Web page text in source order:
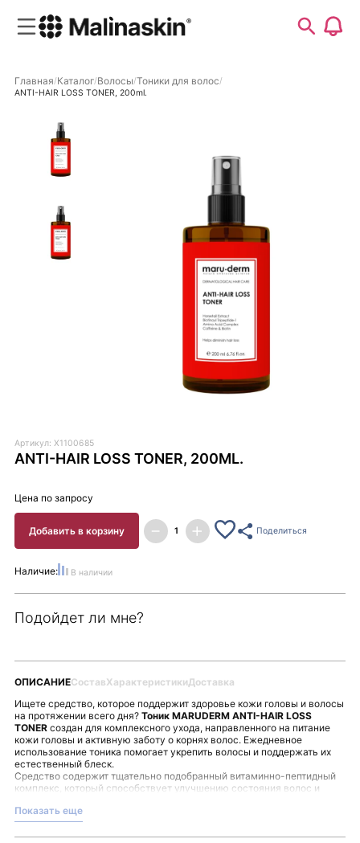
Главная Каталог Волосы Тоники для волос
ANTI-HAIR LOSS TONER, 200ml.
Артикул: X1100685
ANTI-HAIR LOSS TONER, 200ML.
Цена по запросу
Добавить в корзину Поделиться
Наличие: В наличии
Подойдет ли мне?
ОПИСАНИЕСоставХарактеристикиДоставка
Ищете средство, которое поддержит здоровье кожи головы и волосы
на протяжении всего дня? Тоник MARUDERM ANTI-HAIR LOSS
TONERсоздан для комплексного ухода, направленного на питание
кожи головы и активную заботу о корнях волос. Ежедневное
использование тоника помогает укрепить волосы и поддержать их
естественный блеск.
Средство содержит тщательно подобранный витаминно-пептидный
комплекс, который способствует улучшению состояния волос и
кровообращение, способствуя более глубокому проникновению
питательных веществ. В состав входят аминокислоты,
обеспечивающие дополнительное увлажнение и создающие эффект
Показать еще